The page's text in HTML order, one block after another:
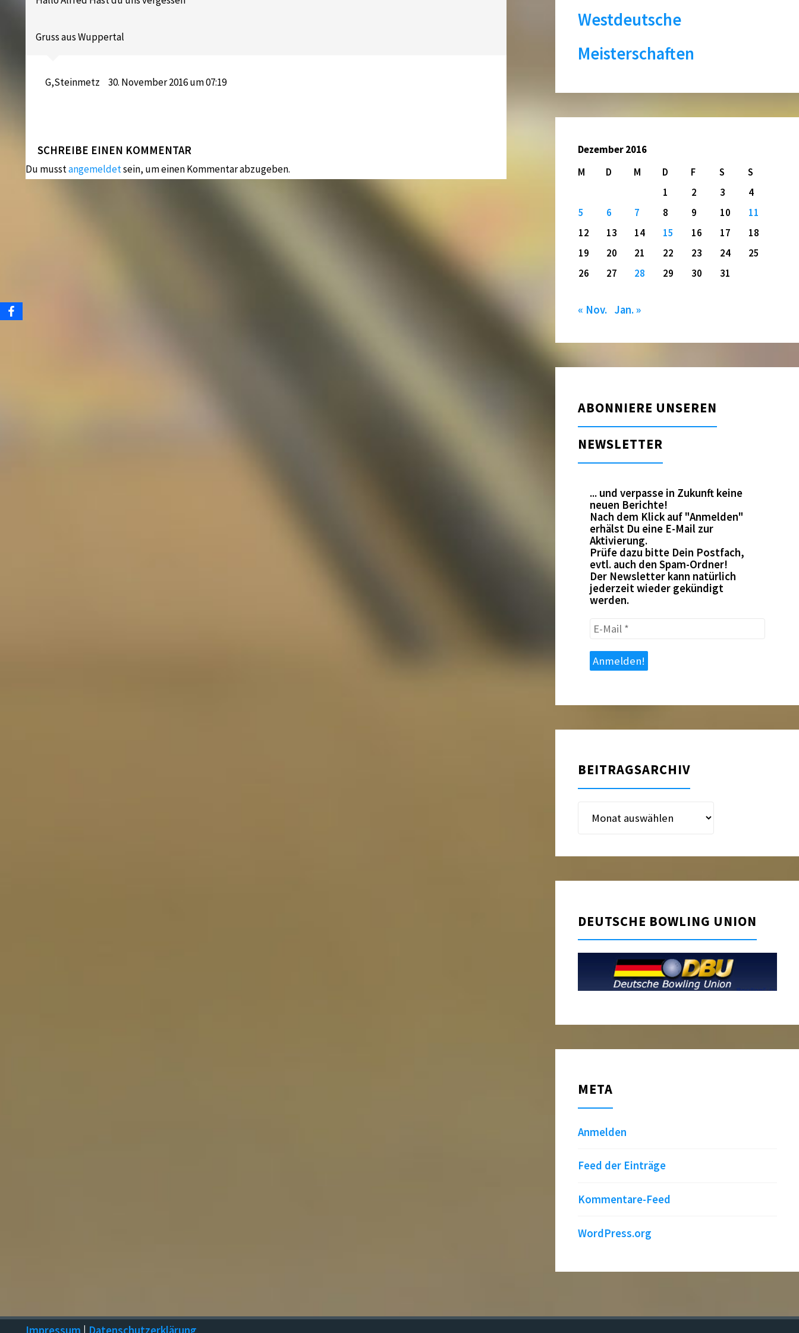
Gruss aus Wuppertal
G,Steinmetz 30. November 2016 um 07:19
SCHREIBE EINEN KOMMENTAR
Du musstangemeldetsein, um einen Kommentar abzugeben.
Westdeutsche
Meisterschaften
Dezember 2016
M
D M D F S
S
1
2 3
4
5
6 7 8 9 10
11
12
13 14 15 16 17
18
19
20 21 22 23 24
25
26
27 28 29 30 31
« Nov. Jan. »
ABONNIERE UNSEREN
NEWSLETTER
... und verpasse in Zukunft keine
neuen Berichte!
Nach dem Klick auf "Anmelden"
erhälst Du eine E-Mail zur
Aktivierung.
Prüfe dazu bitte Dein Postfach,
evtl. auch den Spam-Ordner!
Der Newsletter kann natürlich
jederzeit wieder gekündigt
werden.
E-
Mail
BEITRAGSARCHIV
Beitragsarchiv
DEUTSCHE BOWLING UNION
META
Anmelden
Feed der Einträge
Kommentare-Feed
WordPress.org